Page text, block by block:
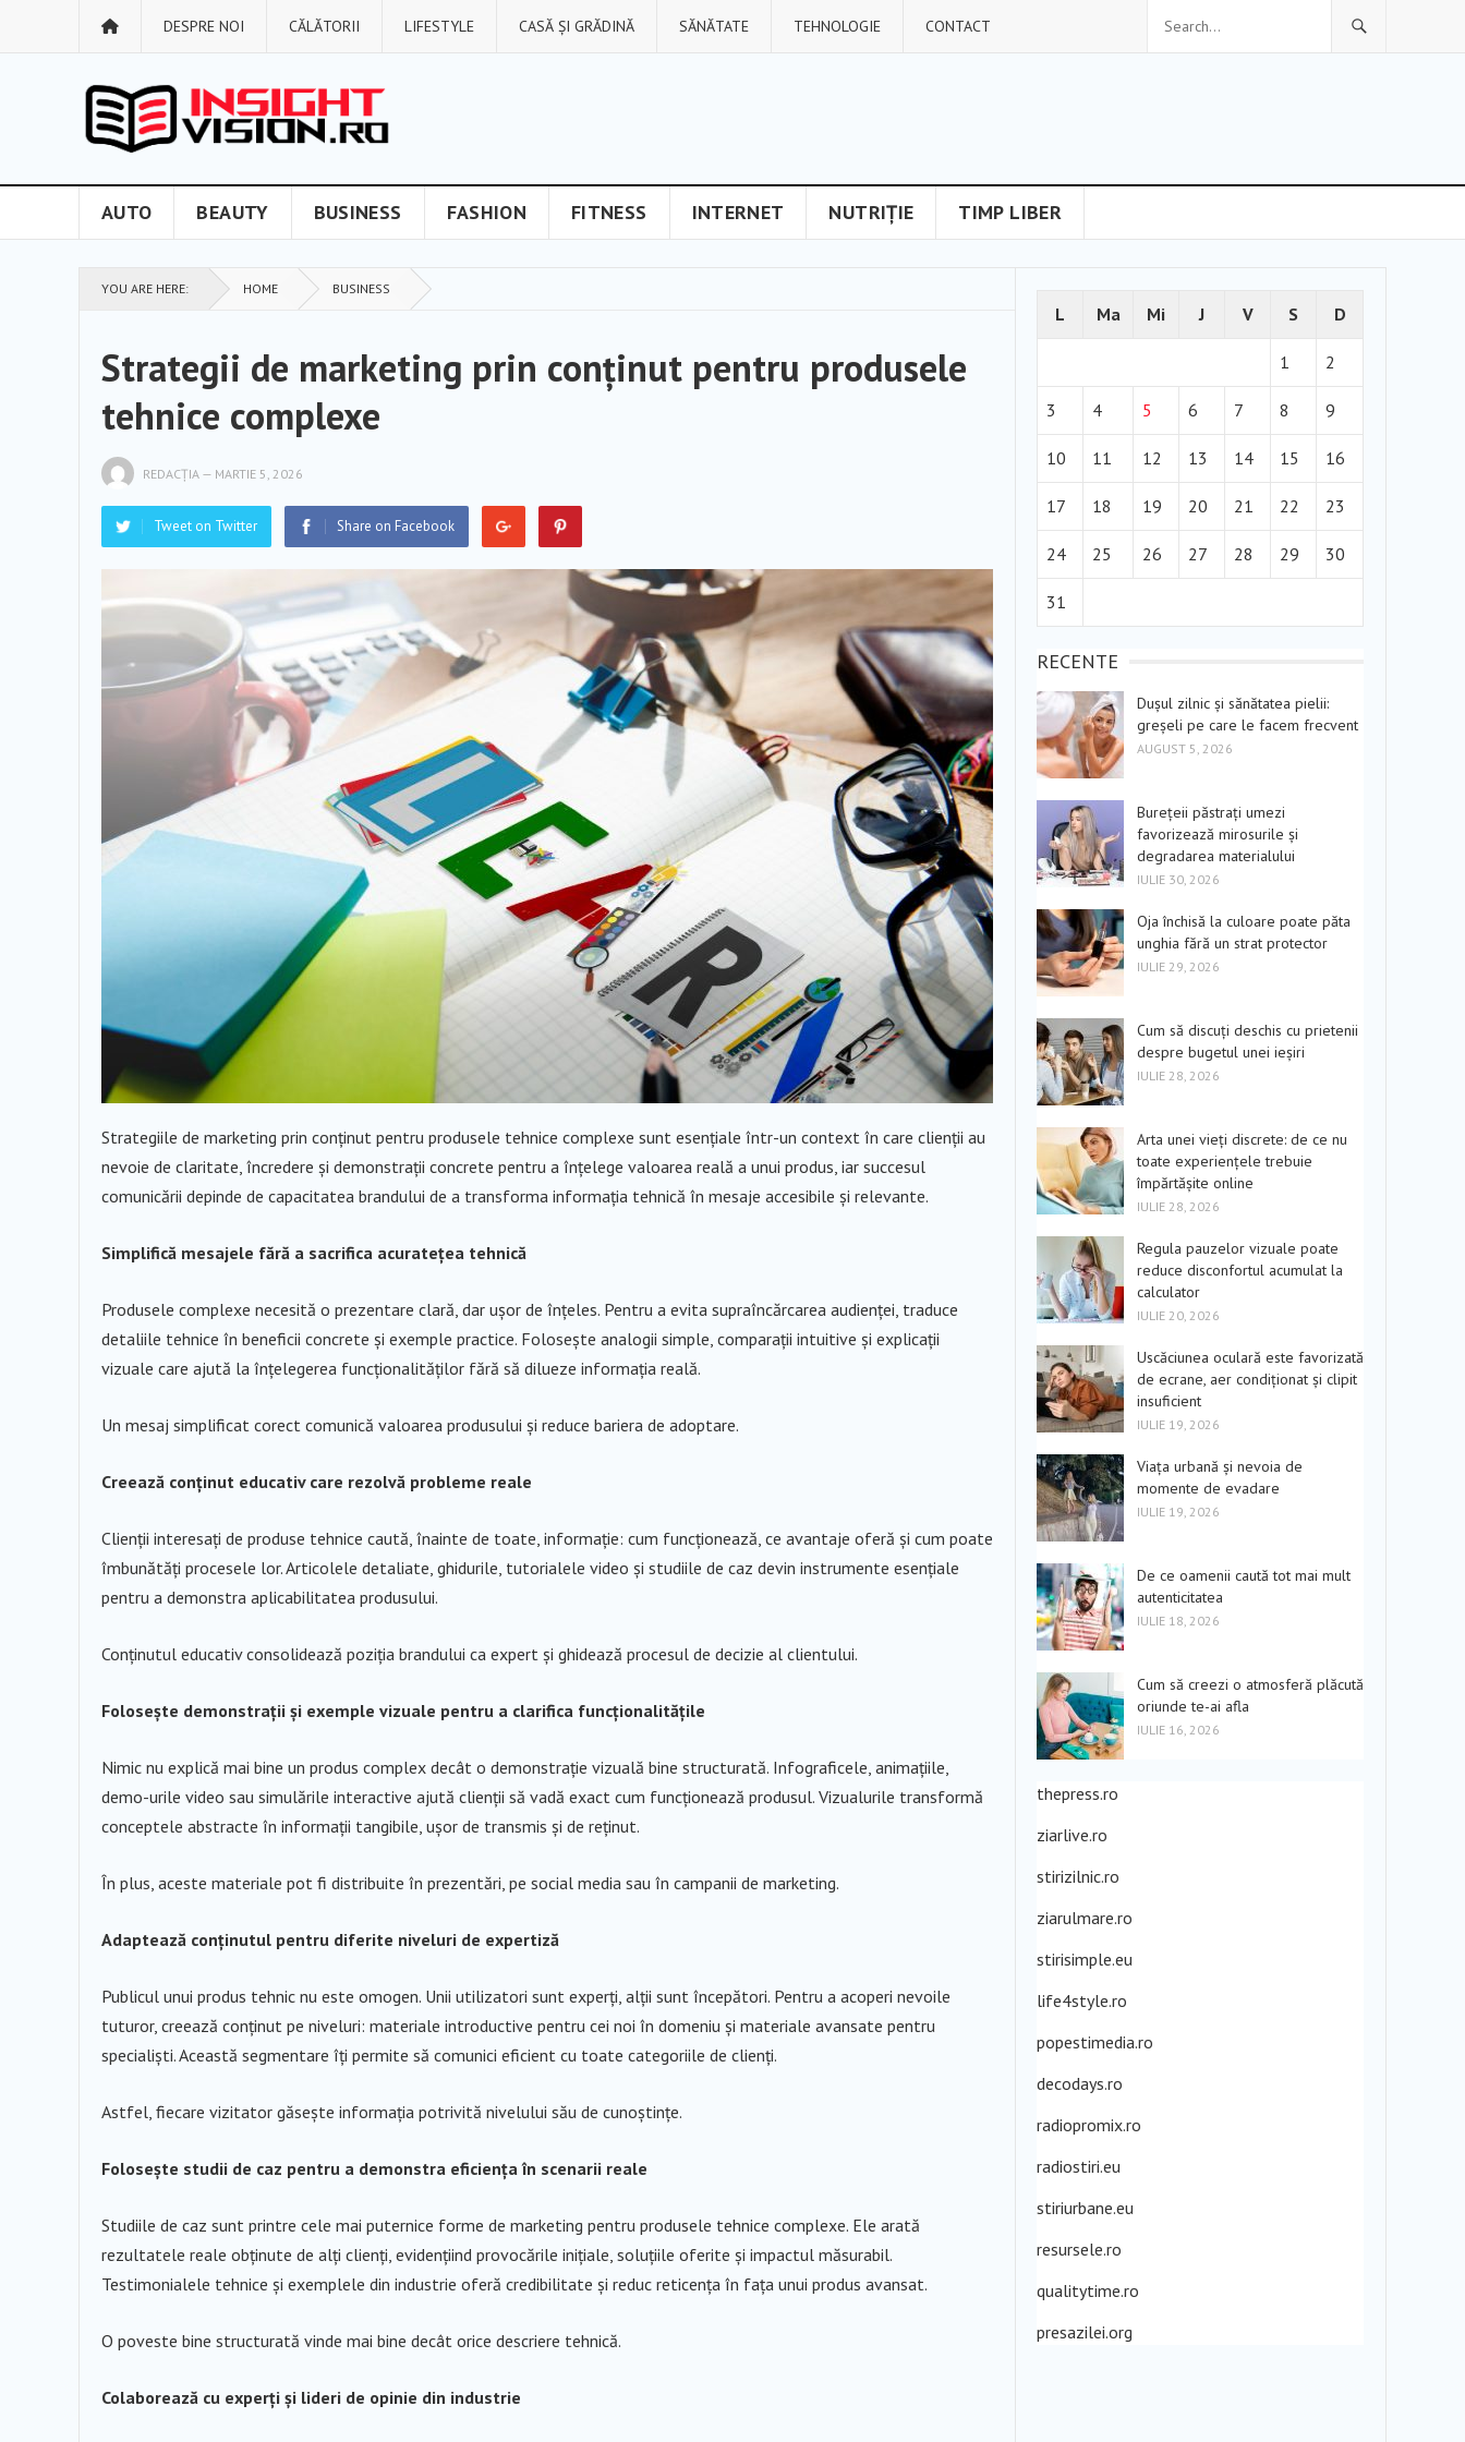
DESPRE NOI CĂLĂTORII LIFESTYLE CASĂ ȘI GRĂDINĂ SĂNĂTATE TEHNOLOGIE CONTACT
AUTO BEAUTY BUSINESS FASHION FITNESS INTERNET NUTRIȚIE TIMP LIBER
YOU ARE HERE: HOME BUSINESS
Strategii de marketing prin conținut pentru produsele
tehnice complexe
REDACȚIA — MARTIE 5, 2026
Tweet on Twitter Share on Facebook
Strategiile de marketing prin conținut pentru produsele tehnice complexe sunt esențiale într-un context în care clienții au
nevoie de claritate, încredere și demonstrații concrete pentru a înțelege valoarea reală a unui produs, iar succesul
comunicării depinde de capacitatea brandului de a transforma informația tehnică în mesaje accesibile și relevante.
Simplifică mesajele fără a sacrifica acuratețea tehnică
Produsele complexe necesită o prezentare clară, dar ușor de înțeles. Pentru a evita supraîncărcarea audienței, traduce
detaliile tehnice în beneficii concrete și exemple practice. Folosește analogii simple, comparații intuitive și explicații
vizuale care ajută la înțelegerea funcționalităților fără să dilueze informația reală.
Un mesaj simplificat corect comunică valoarea produsului și reduce bariera de adoptare.
Creează conținut educativ care rezolvă probleme reale
Clienții interesați de produse tehnice caută, înainte de toate, informație: cum funcționează, ce avantaje oferă și cum poate
îmbunătăți procesele lor. Articolele detaliate, ghidurile, tutorialele video și studiile de caz devin instrumente esențiale
pentru a demonstra aplicabilitatea produsului.
Conținutul educativ consolidează poziția brandului ca expert și ghidează procesul de decizie al clientului.
Folosește demonstrații și exemple vizuale pentru a clarifica funcționalitățile
Nimic nu explică mai bine un produs complex decât o demonstrație vizuală bine structurată. Infograficele, animațiile,
demo-urile video sau simulările interactive ajută clienții să vadă exact cum funcționează produsul. Vizualurile transformă
conceptele abstracte în informații tangibile, ușor de transmis și de reținut.
În plus, aceste materiale pot fi distribuite în prezentări, pe social media sau în campanii de marketing.
Adaptează conținutul pentru diferite niveluri de expertiză
Publicul unui produs tehnic nu este omogen. Unii utilizatori sunt experți, alții sunt începători. Pentru a acoperi nevoile
tuturor, creează conținut pe niveluri: materiale introductive pentru cei noi în domeniu și materiale avansate pentru
specialiști. Această segmentare îți permite să comunici eficient cu toate categoriile de clienți.
Astfel, fiecare vizitator găsește informația potrivită nivelului său de cunoștințe.
Folosește studii de caz pentru a demonstra eficiența în scenarii reale
Studiile de caz sunt printre cele mai puternice forme de marketing pentru produsele tehnice complexe. Ele arată
rezultatele reale obținute de alți clienți, evidențiind provocările inițiale, soluțiile oferite și impactul măsurabil.
Testimonialele tehnice și exemplele din industrie oferă credibilitate și reduc reticența în fața unui produs avansat.
O poveste bine structurată vinde mai bine decât orice descriere tehnică.
Colaborează cu experți și lideri de opinie din industrie
L Ma Mi J V S D
1 2
3 4 5 6 7 8 9
10 11 12 13 14 15 16
17 18 19 20 21 22 23
24 25 26 27 28 29 30
31
RECENTE
Dușul zilnic și sănătatea pielii:
greșeli pe care le facem frecvent
AUGUST 5, 2026
Burețeii păstrați umezi
favorizează mirosurile și
degradarea materialului
IULIE 30, 2026
Oja închisă la culoare poate păta
unghia fără un strat protector
IULIE 29, 2026
Cum să discuți deschis cu prietenii
despre bugetul unei ieșiri
IULIE 28, 2026
Arta unei vieți discrete: de ce nu
toate experiențele trebuie
împărtășite online
IULIE 28, 2026
Regula pauzelor vizuale poate
reduce disconfortul acumulat la
calculator
IULIE 20, 2026
Uscăciunea oculară este favorizată
de ecrane, aer condiționat și clipit
insuficient
IULIE 19, 2026
Viața urbană și nevoia de
momente de evadare
IULIE 19, 2026
De ce oamenii caută tot mai mult
autenticitatea
IULIE 18, 2026
Cum să creezi o atmosferă plăcută
oriunde te-ai afla
IULIE 16, 2026
thepress.ro
ziarlive.ro
stirizilnic.ro
ziarulmare.ro
stirisimple.eu
life4style.ro
popestimedia.ro
decodays.ro
radiopromix.ro
radiostiri.eu
stiriurbane.eu
resursele.ro
qualitytime.ro
presazilei.org